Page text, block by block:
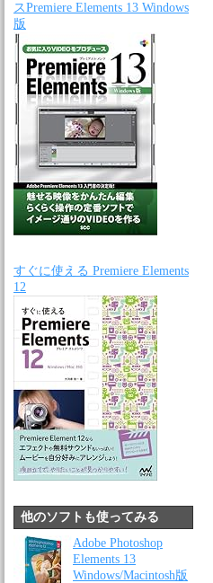
スPremiere Elements 13 Windows
版
すぐに使える Premiere Elements
12
他のソフトも使ってみる
Adobe Photoshop
Elements 13
Windows/Macintosh版